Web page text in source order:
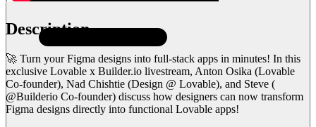
Description
🚀 Turn your Figma designs into full-stack apps in minutes! In this
exclusive Lovable x Builder.io livestream, Anton Osika (Lovable
Co-founder), Nad Chishtie (Design @ Lovable), and Steve (
@Builderio Co-founder) discuss how designers can now transform
Figma designs directly into functional Lovable apps!